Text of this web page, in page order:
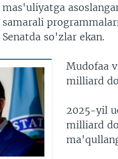
mas'uliyatga
samarali
Senatda so'zlar ekan.
Mudofaa
milliard
2025-yil
milliard